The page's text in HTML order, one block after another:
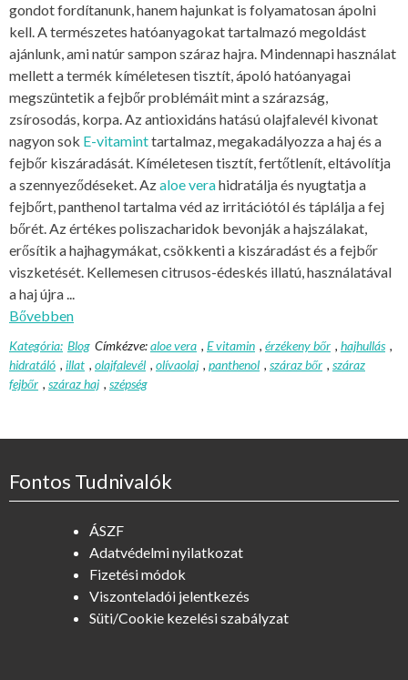
gondot fordítanunk, hanem hajunkat is folyamatosan ápolni
kell. A természetes hatóanyagokat tartalmazó megoldást
ajánlunk, ami natúr sampon száraz hajra. Mindennapi használat
mellett a termék kíméletesen tisztít, ápoló hatóanyagai
megszüntetik a fejbőr problémáit mint a szárazság,
zsírosodás, korpa. Az antioxidáns hatású olajfalevél kivonat
nagyon sok E-vitaminttartalmaz, megakadályozza a haj és a
fejbőr kiszáradását. Kíméletesen tisztít, fertőtlenít, eltávolítja
a szennyeződéseket. Azaloe verahidratálja és nyugtatja a
fejbőrt, panthenol tartalma véd az irritációtól és táplálja a fej
bőrét. Az értékes poliszacharidok bevonják a hajszálakat,
erősítik a hajhagymákat, csökkenti a kiszáradást és a fejbőr
viszketését. Kellemesen citrusos-édeskés illatú, használatával
a haj újra ...
Bővebben
Kategória: Blog Címkézve:aloe vera , E vitamin , érzékeny bőr , hajhullás ,
hidratáló , illat , olajfalevél , olívaolaj , panthenol , száraz bőr , száraz
fejbőr , száraz haj , szépség
Fontos Tudnivalók
ÁSZF
Adatvédelmi nyilatkozat
Fizetési módok
Viszonteladói jelentkezés
Süti/Cookie kezelési szabályzat